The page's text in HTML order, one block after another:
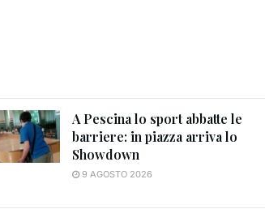
A Pescina lo sport abbatte le
barriere: in piazza arriva lo
Showdown
9 AGOSTO 2026